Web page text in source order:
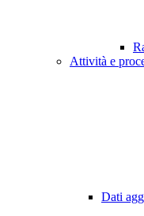
Attività e
Dati